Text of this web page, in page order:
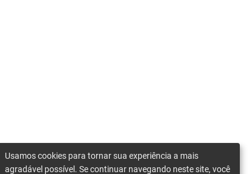
Usamos cookies para tornar sua experiência a mais
agradável possível. Se continuar navegando neste site, você